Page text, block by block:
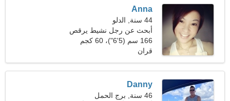
Anna
44 سنة, الدلو
أبحث عن رجل نشيط يرقص
معا
166 سم (5'6")، 60 كجم
(132 رطلا)
قران
Danny
46 سنة, برج الحمل